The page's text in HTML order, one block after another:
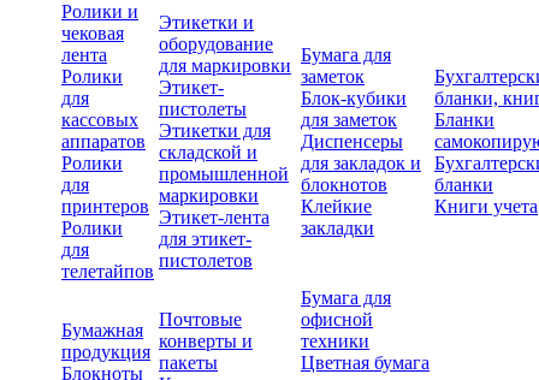
Ролики и
чековая
лента
Ролики
для
кассовых
аппаратов
Ролики
для
принтеров
Ролики
для
телетайпов
Этикетки и
оборудование
для маркировки
Этикет-
пистолеты
Этикетки для
складской и
промышленной
маркировки
Этикет-лента
для этикет-
пистолетов
Бумага для
заметок
Блок-кубики
для заметок
Диспенсеры
для закладок и
блокнотов
Клейкие
закладки
бланки,
Бланки
бланки
Книги учета
Бумажная
продукция
Блокноты
Почтовые
конверты и
пакеты
Бумага для
офисной
техники
Цветная бумага